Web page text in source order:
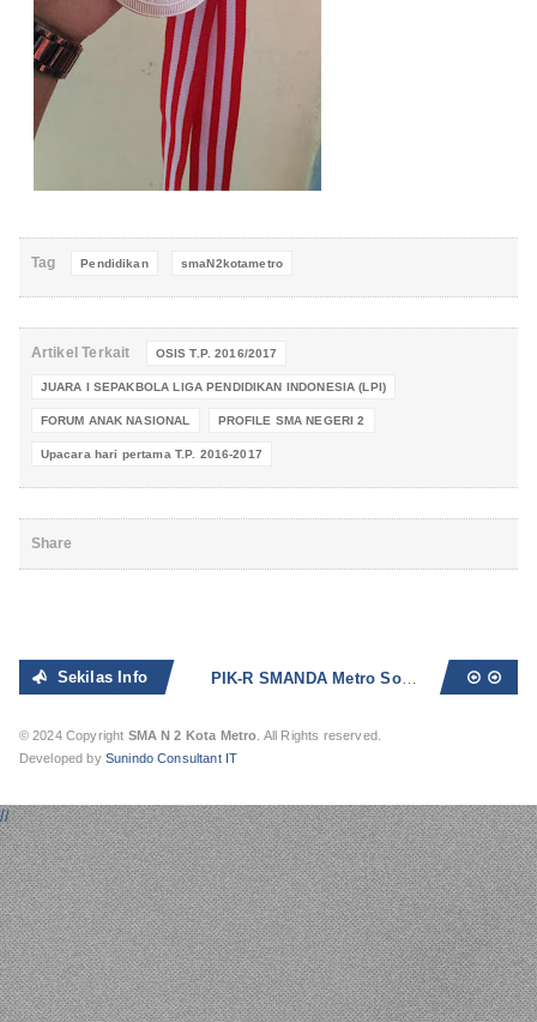
Tag Pendidikan smaN2kotametro
Artikel Terkait OSIS T.P. 2016/2017
JUARA I SEPAKBOLA LIGA PENDIDIKAN INDONESIA (LPI)
FORUM ANAK NASIONAL PROFILE SMA NEGERI 2
Upacara hari pertama T.P. 2016-2017
Share
Sekilas Info PIK-R SMANDA Metro Sosialisasikan Bahaya Seks Bebas dan Narkoba
© 2024 Copyright SMA N 2 Kota Metro . All Rights reserved.
Developed by Sunindo Consultant IT
//